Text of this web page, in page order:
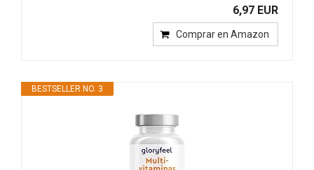
6,97 EUR
Comprar en Amazon
BESTSELLER NO. 3